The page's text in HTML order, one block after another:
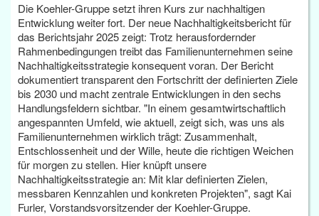
Die Koehler-Gruppe setzt ihren Kurs zur nachhaltigen
Entwicklung weiter fort. Der neue Nachhaltigkeitsbericht für
das Berichtsjahr 2025 zeigt: Trotz herausfordernder
Rahmenbedingungen treibt das Familienunternehmen seine
Nachhaltigkeitsstrategie konsequent voran. Der Bericht
dokumentiert transparent den Fortschritt der definierten Ziele
bis 2030 und macht zentrale Entwicklungen in den sechs
Handlungsfeldern sichtbar. "In einem gesamtwirtschaftlich
angespannten Umfeld, wie aktuell, zeigt sich, was uns als
Familienunternehmen wirklich trägt: Zusammenhalt,
Entschlossenheit und der Wille, heute die richtigen Weichen
für morgen zu stellen. Hier knüpft unsere
Nachhaltigkeitsstrategie an: Mit klar definierten Zielen,
messbaren Kennzahlen und konkreten Projekten", sagt Kai
Furler, Vorstandsvorsitzender der Koehler-Gruppe.